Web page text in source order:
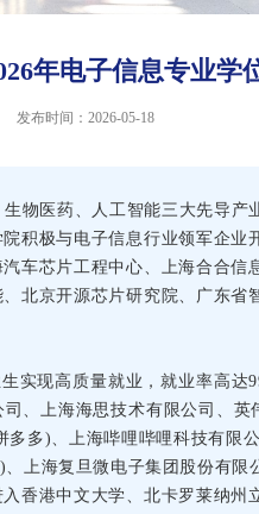
年电子信息专业学
发布时间：2026-05-18
物医药、人工智能三大先导产
积极与电子信息行业领军企业
车芯片工程中心、上海合合信
北京开源芯片研究院、广东省
实现高质量就业，就业率高达
、上海海思技术有限公司、
多多)、上海哔哩哔哩科技有限
、上海复旦微电子集团股份有限
香港中文大学、北卡罗莱纳州